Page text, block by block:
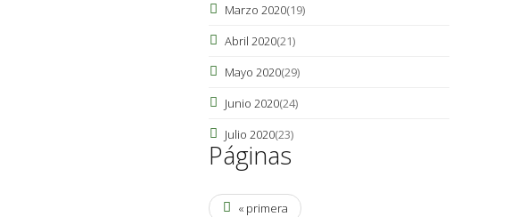
Marzo 2020(19)
Abril 2020(21)
Mayo 2020(29)
Junio 2020(24)
Julio 2020(23)
Páginas
« primera